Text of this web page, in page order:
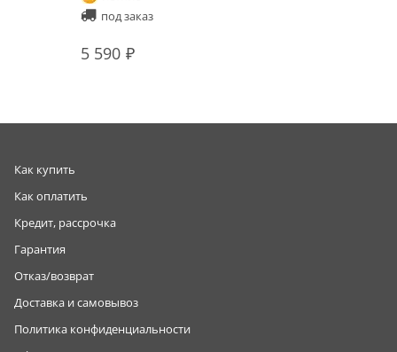
под заказ
5 590
Как купить
Как оплатить
Кредит, рассрочка
Гарантия
Отказ/возврат
Доставка и самовывоз
Политика конфиденциальности